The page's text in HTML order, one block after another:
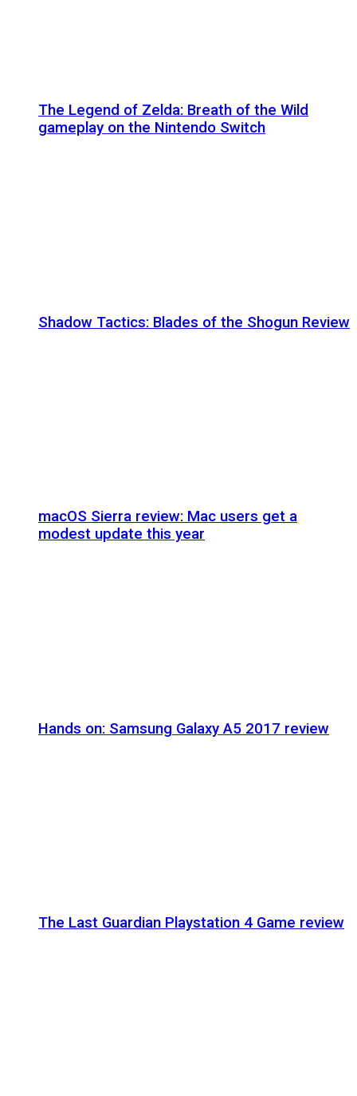
The Legend of Zelda: Breath of the Wild
gameplay on the Nintendo Switch
Shadow Tactics: Blades of the Shogun Review
macOS Sierra review: Mac users get a
modest update this year
Hands on: Samsung Galaxy A5 2017 review
The Last Guardian Playstation 4 Game review